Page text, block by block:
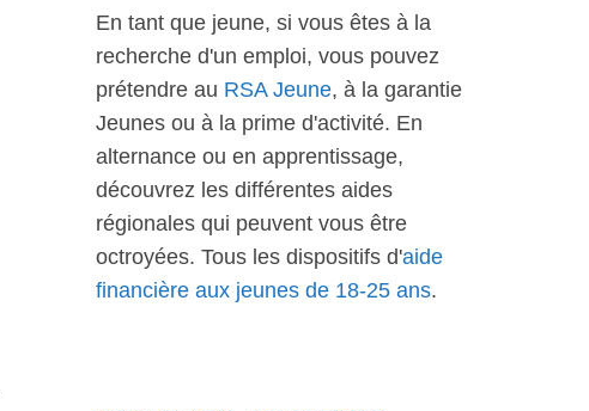
En tant que jeune, si vous êtes à la
recherche d'un emploi, vous pouvez
prétendre au RSA Jeune, à la garantie
Jeunes ou à la prime d'activité. En
alternance ou en apprentissage,
découvrez les différentes aides
régionales qui peuvent vous être
octroyées. Tous les dispositifs d'aide
financière aux jeunes de 18-25 ans.